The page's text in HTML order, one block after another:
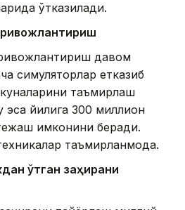
ўтказилади.
давом
симуляторлар етказиб
таъмирлаш
эса йилига 300 миллион
имконини беради.
таъмирланмоқда.
ўтган заҳирани